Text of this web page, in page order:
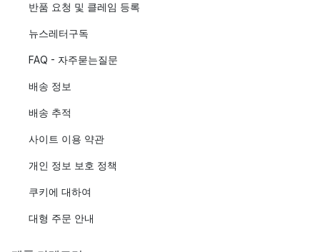
반품 요청 및 클레임 등록
뉴스레터구독
FAQ - 자주묻는질문
배송 정보
배송 추적
사이트 이용 약관
개인 정보 보호 정책
쿠키에 대하여
대형 주문 안내